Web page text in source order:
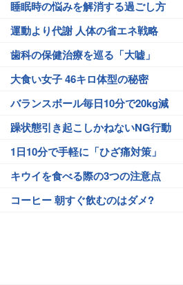
睡眠時の悩みを解消する過ごし方
運動より代謝 人体の省エネ戦略
歯科の保健治療を巡る「大嘘」
大食い女子 46キロ体型の秘密
バランスボール毎日10分で20kg減
躁状態引き起こしかねないNG行動
1日10分で手軽に「ひざ痛対策」
キウイを食べる際の3つの注意点
コーヒー 朝すぐ飲むのはダメ?